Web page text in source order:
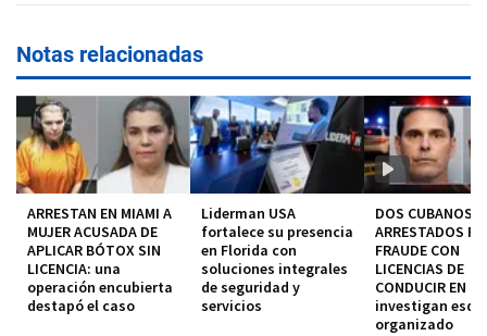
Notas relacionadas
ARRESTAN EN MIAMI A
MUJER ACUSADA DE
APLICAR BÓTOX SIN
LICENCIA: una
operación encubierta
destapó el caso
Liderman USA
fortalece su presencia
en Florida con
soluciones integrales
de seguridad y
servicios
DOS CUBANOS
ARRESTADOS
FRAUDE CON
LICENCIAS DE
CONDUCIR EN
investigan
organizado